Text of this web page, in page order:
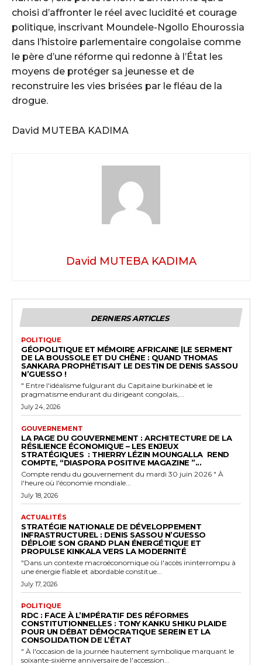
choisi d’affronter le réel avec lucidité et courage
politique, inscrivant Moundele-Ngollo Ehourossia
dans l’histoire parlementaire congolaise comme
le père d’une réforme qui redonne à l’État les
moyens de protéger sa jeunesse et de
reconstruire les vies brisées par le fléau de la
drogue.
David MUTEBA KADIMA
David MUTEBA KADIMA
DERNIERS ARTICLES
POLITIQUE
GÉOPOLITIQUE ET MÉMOIRE AFRICAINE |LE SERMENT
DE LA BOUSSOLE ET DU CHÊNE : QUAND THOMAS
SANKARA PROPHÉTISAIT LE DESTIN DE DENIS SASSOU
N’GUESSO !
" Entre l'idéalisme fulgurant du Capitaine burkinabè et le
pragmatisme endurant du dirigeant congolais,...
July 24, 2026
GOUVERNEMENT
LA PAGE DU GOUVERNEMENT : ARCHITECTURE DE LA
RÉSILIENCE ÉCONOMIQUE – LES ENJEUX
STRATÉGIQUES : THIERRY LÉZIN MOUNGALLA REND
COMPTE, “DIASPORA POSITIVE MAGAZINE ”...
Compte rendu du gouvernement du mardi 30 juin 2026 " À
l'heure où l'économie mondiale...
July 18, 2026
ACTUALITÉS
STRATÉGIE NATIONALE DE DÉVELOPPEMENT
INFRASTRUCTUREL : DENIS SASSOU N’GUESSO
DÉPLOIE SON GRAND PLAN ÉNERGÉTIQUE ET
PROPULSE KINKALA VERS LA MODERNITÉ
"Dans un contexte macroéconomique où l'accès ininterrompu à
une énergie fiable et abordable constitue...
July 17, 2026
POLITIQUE
RDC : FACE À L’IMPÉRATIF DES RÉFORMES
CONSTITUTIONNELLES : TONY KANKU SHIKU PLAIDE
POUR UN DÉBAT DÉMOCRATIQUE SEREIN ET LA
CONSOLIDATION DE L’ÉTAT
" À l'occasion de la journée hautement symbolique marquant le
soixante-sixième anniversaire de l'accession...